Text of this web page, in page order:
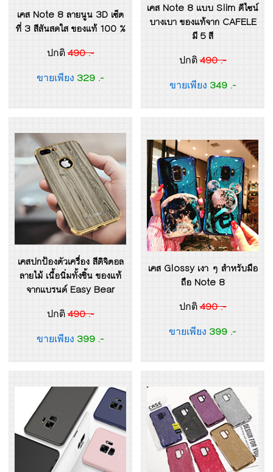
เคส Note 8 ลายนูน 3D เซ็ต
ที่ 3 สีสันสดใส ของแท้ 100 %
ปกติ490 .-
ขายเพียง 329 .-
เคส Note 8 แบบ Slim ดีไซน์
บางเบา ของแท้จาก CAFELE
มี 5 สี
ปกติ490 .-
ขายเพียง 349 .-
เคสปกป้องตัวเครื่อง สีดิจิตอล
ลายไม้ เนื้อนิ่มทั้งชิ้น ของแท้
จากแบรนด์ Easy Bear
ปกติ490 .-
ขายเพียง 399 .-
เคส Glossy เงา ๆ สำหรับมือ
ถือ Note 8
ปกติ490 .-
ขายเพียง 399 .-